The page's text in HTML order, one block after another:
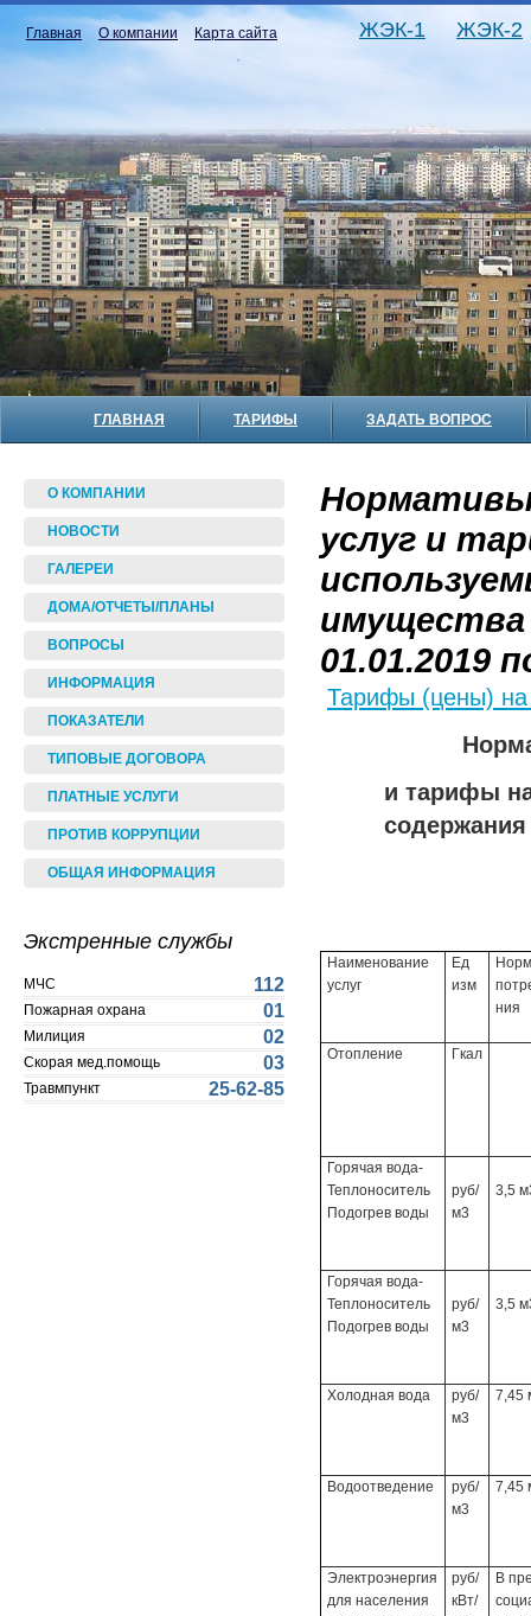
Главная О компании Карта сайта ЖЭК-1 ЖЭК-2
ГЛАВНАЯ ТАРИФЫ ЗАДАТЬ ВОПРОС
О КОМПАНИИ
НОВОСТИ
ГАЛЕРЕИ
ДОМА/ОТЧЕТЫ/ПЛАНЫ
ВОПРОСЫ
ИНФОРМАЦИЯ
ПОКАЗАТЕЛИ
ТИПОВЫЕ ДОГОВОРА
ПЛАТНЫЕ УСЛУГИ
ПРОТИВ КОРРУПЦИИ
ОБЩАЯ ИНФОРМАЦИЯ
Экстренные службы
МЧС 112
Пожарная охрана 01
Милиция 02
Скорая мед.помощь 03
Травмпункт 25-62-85
услуг и
имущества
01.01.2019
Тарифы (цены) на
и тарифы
Наименование
услуг
Ед
изм
ния
Отопление Гкал
Горячая вода-
Теплоноситель
Подогрев воды
руб/
м3
3,5
Горячая вода-
Теплоноситель
Подогрев воды
руб/
м3
3,5
Холодная вода
руб/
м3
7,45
Водоотведение
руб/
м3
7,45
Электроэнергия
для населения
руб/
кВт/
В